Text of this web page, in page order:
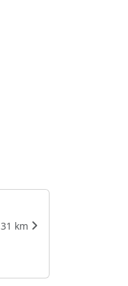
km